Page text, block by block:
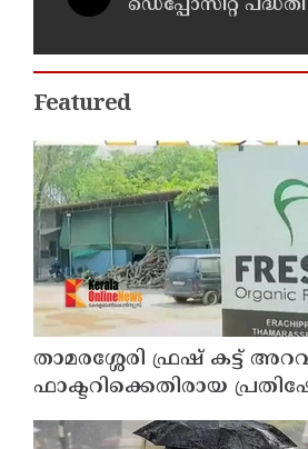
ഡെപ്പോസിറ്റ്
മന്ത്രി എം ലിജുവിന്
അഭിനന്ദിച്ച് മുന്‍
രാജേഷ്
Featured
താമരശ്ശേരി ഫ്രഷ് കട്ട്
ഫാക്ടറിക്കെതിരായ
തുടരും